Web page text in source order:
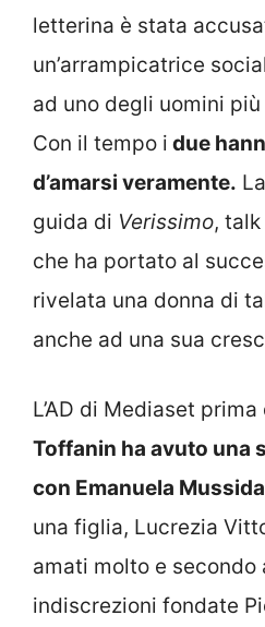
letterina è stata
un’arrampicatrice
ad uno degli uomini
Con il tempo i due
d’amarsi veramente.
guida di Verissimo,
che ha portato al
rivelata una donna di
anche ad una sua
L’AD di Mediaset prima
Toffanin ha avuto una
con Emanuela Mussida
una figlia, Lucrezia
amati molto e secondo
indiscrezioni fondate